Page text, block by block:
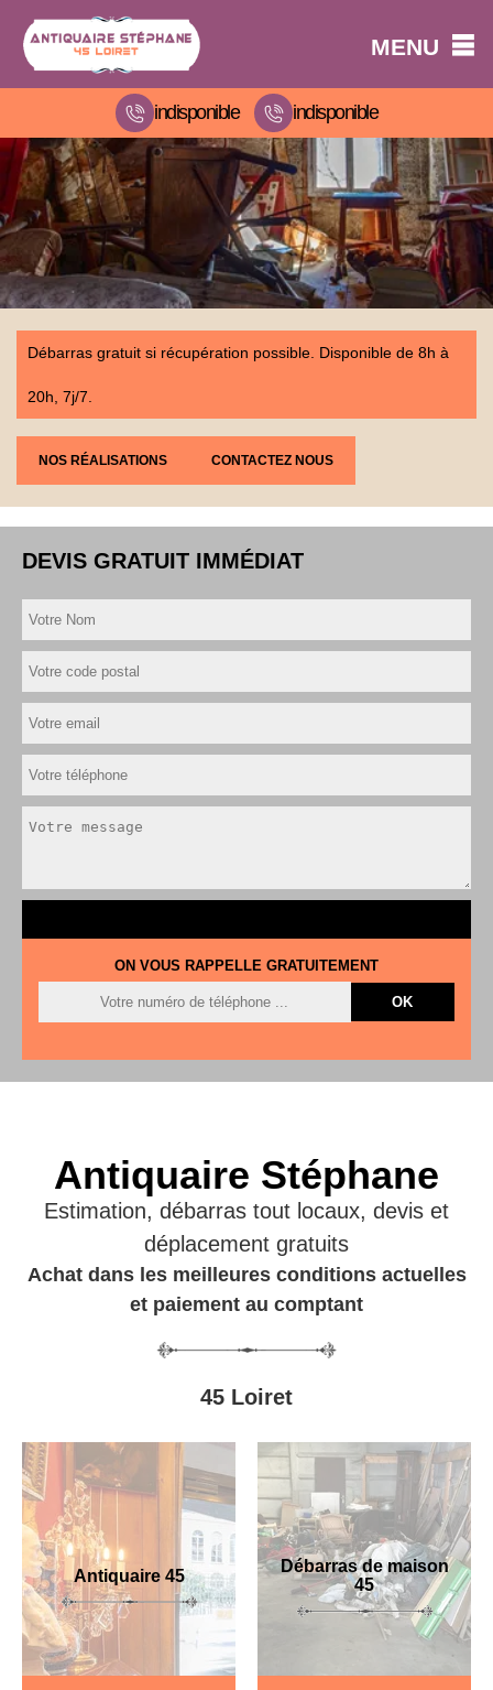
MENU
indisponible indisponible
Débarras gratuit si récupération possible. Disponible de 8h à
20h, 7j/7.
NOS RÉALISATIONS CONTACTEZ NOUS
DEVIS GRATUIT IMMÉDIAT
ON VOUS RAPPELLE GRATUITEMENT
Antiquaire Stéphane
Estimation, débarras tout locaux, devis et
déplacement gratuits
Achat dans les meilleures conditions actuelles
et paiement au comptant
45 Loiret
Antiquaire 45
Débarras de maison
45